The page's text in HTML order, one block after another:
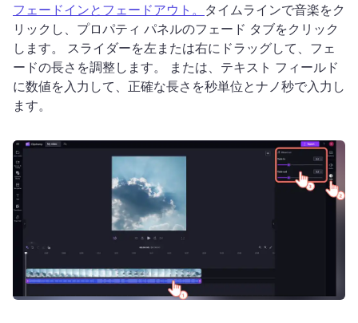
フェードインとフェードアウト。 タイムラインで音楽をク
リックし、プロパティ パネルのフェード タブをクリック
します。 スライダーを左または右にドラッグして、フェ
ードの長さを調整します。
または、テキスト フィールド
に数値を入力して、正確な長さを秒単位とナノ秒で入力し
ます。